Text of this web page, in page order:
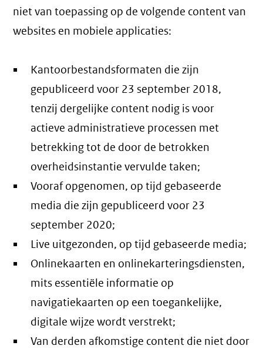
niet van toepassing op de volgende content van
websites en mobiele applicaties:
Kantoorbestandsformaten die zijn
gepubliceerd voor 23 september 2018,
tenzij dergelijke content nodig is voor
actieve administratieve processen met
betrekking tot de door de betrokken
overheidsinstantie vervulde taken;
Vooraf opgenomen, op tijd gebaseerde
media die zijn gepubliceerd voor 23
september 2020;
Live uitgezonden, op tijd gebaseerde media;
Onlinekaarten en onlinekarteringsdiensten,
mits essentiële informatie op
navigatiekaarten op een toegankelijke,
digitale wijze wordt verstrekt;
Van derden afkomstige content die niet door